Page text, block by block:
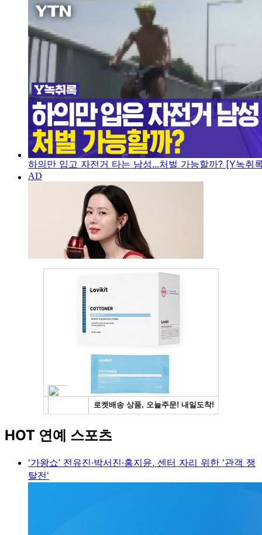
하의만 입고 자전거 타는 남성...처벌 가능할까? [Y녹취
HOT 연예 스포츠
'가왕쇼’ 전유진·박서진·홍지윤, 센터 자리 위한 '관객 쟁
탈전'